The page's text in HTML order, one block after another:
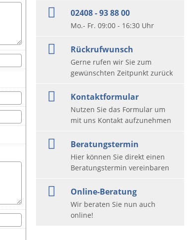
02408 - 93 88 00
Mo.- Fr. 09:00 - 16:30 Uhr
Rückrufwunsch
Gerne rufen wir Sie zum
gewünschten Zeitpunkt zurück
Kontaktformular
Nutzen Sie das Formular um
mit uns Kontakt aufzunehmen
Beratungstermin
Hier können Sie direkt einen
Beratungstermin vereinbaren
Online-Beratung
Wir beraten Sie nun auch
online!